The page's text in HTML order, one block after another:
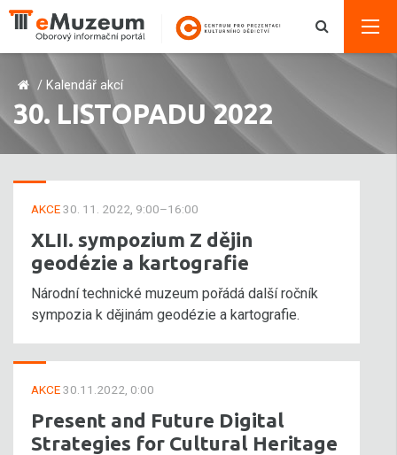
/ Kalendář akcí
30. LISTOPADU 2022
AKCE30. 11. 2022, 9:00–16:00
XLII. sympozium Z dějin
geodézie a kartografie
Národní technické muzeum pořádá další ročník
sympozia k dějinám geodézie a kartografie.
AKCE30.11.2022, 0:00
Present and Future Digital
Strategies for Cultural Heritage